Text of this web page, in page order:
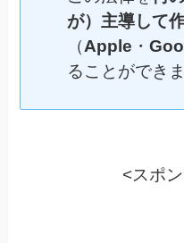
が）主導して
（Apple ・
ることができま
<スポ